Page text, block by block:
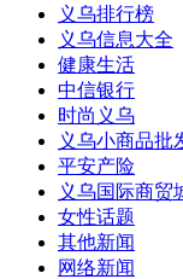
义乌排行榜
义乌信息大全
健康生活
中信银行
时尚义乌
义乌小商品批
平安产险
义乌国际商贸
女性话题
其他新闻
网络新闻